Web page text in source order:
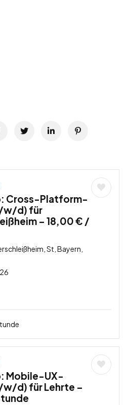
Cross-Platform-
w/d) für
– 18,00 € /
St, Bayern,
Mobile-UX-
w/d) für Lehrte –